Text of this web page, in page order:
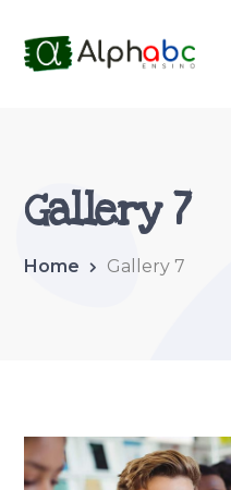
Gallery 7
Home Gallery 7